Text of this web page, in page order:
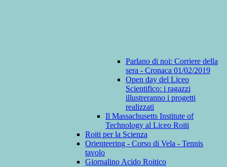
Parlano di noi: Corriere della
sera - Cronaca 01/02/2019
Open day del Liceo
Scientifico: i ragazzi
illustreranno i progetti
realizzati
Il Massachusetts Institute of
Technology al Liceo Roiti
Roiti per la Scienza
Orienteering - Corso di Vela - Tennis
tavolo
Giornalino Acido Roitico